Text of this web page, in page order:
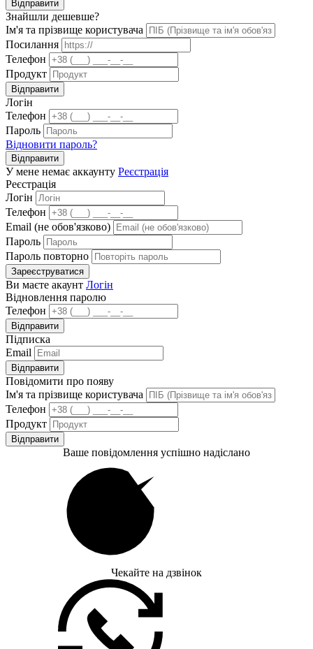
Відправити
Знайшли дешевше?
Ім'я та прізвище користувача
Посилання
Телефон
Продукт
Відправити
Логін
Телефон
Пароль
Відновити пароль?
Відправити
У мене немає аккаунту Реєстрація
Реєстрація
Логін
Телефон
Email (не обов'язково)
Пароль
Пароль повторно
Зареєструватися
Ви маєте акаунт Логін
Відновлення паролю
Телефон
Відправити
Підписка
Email
Відправити
Повідомити про появу
Ім'я та прізвище користувача
Телефон
Продукт
Відправити
Ваше повідомлення успішно надіслано
Чекайте на дзвінок